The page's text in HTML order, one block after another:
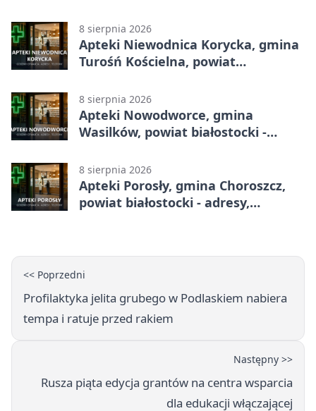
8 sierpnia 2026
Apteki Niewodnica Korycka, gmina
Turośń Kościelna, powiat
godziny otwarcia
8 sierpnia 2026
Apteki Nowodworce, gmina
Wasilków, powiat białostocki -
8 sierpnia 2026
Apteki Porosły, gmina Choroszcz,
powiat białostocki - adresy,
<< Poprzedni
Profilaktyka jelita grubego w Podlaskiem nabiera
tempa i ratuje przed rakiem
Następny >>
Rusza piąta edycja grantów na centra wsparcia
dla edukacji włączającej